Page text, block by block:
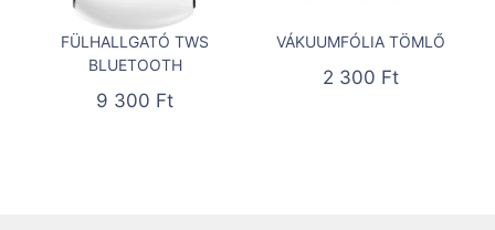
FÜLHALLGATÓ TWS
BLUETOOTH
9 300 Ft
VÁKUUMFÓLIA TÖMLŐ
2 300 Ft